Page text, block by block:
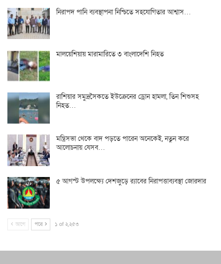
নিরাপদ পানি ব্যবস্থাপনা নিশ্চিতে সহযোগিতার আশ্বাস…
মালয়েশিয়ায় মারামারিতে ৩ বাংলাদেশি নিহত
রাশিয়ার সমুদ্রসৈকতে ইউক্রেনের ড্রোন হামলা, তিন শিশুসহ
নিহত…
মন্ত্রিসভা থেকে বাদ পড়তে পারেন অনেকেই, নতুন করে
আলোচনায় যেসব…
৫ আগস্ট উপলক্ষ্যে দেশজুড়ে র‌্যাবের নিরাপত্তাব্যবস্থা জোরদার
আগে পরে ১ of ২,২৫৩